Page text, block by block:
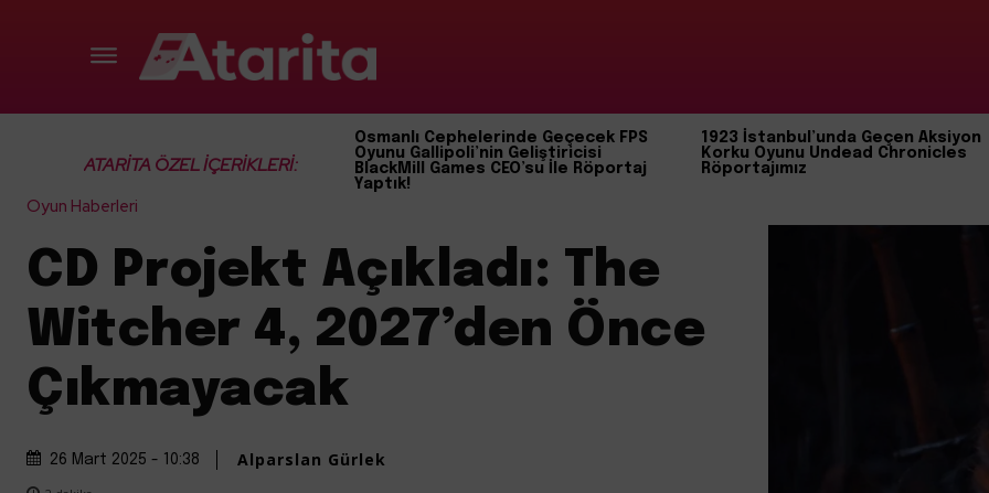
ATARİTA ÖZEL İÇERİKLERİ:
Osmanlı Cephelerinde Geçecek FPS
Oyunu Gallipoli’nin Geliştiricisi
BlackMill Games CEO’su İle Röportaj
Yaptık!
1923 İstanbul’unda Geçen Aksiyon
Korku Oyunu Undead Chronicles
Röportajımız
Oyun Haberleri
CD Projekt Açıkladı: The
Witcher 4, 2027’den Önce
Çıkmayacak
26 Mart 2025 - 10:38 Alparslan Gürlek